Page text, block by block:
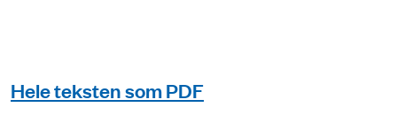
Hele teksten som PDF